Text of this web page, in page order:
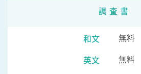
調査書
和文 無料
英文 無料